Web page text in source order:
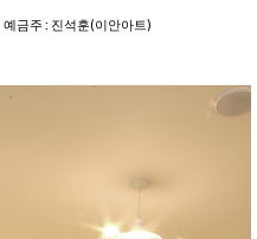
예금주 : 진석훈(이안아트)